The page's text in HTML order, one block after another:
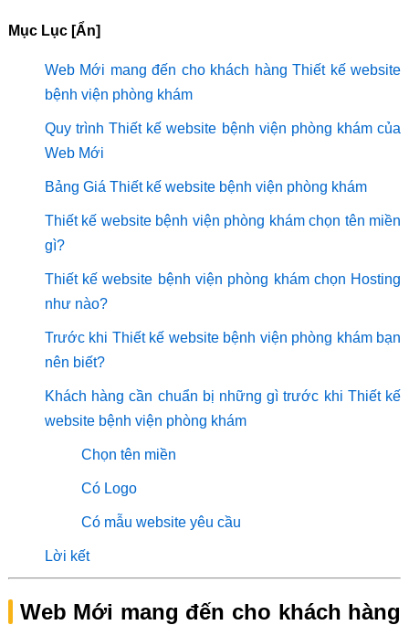
Mục Lục [Ẩn]
Web Mới mang đến cho khách hàng Thiết kế website
bệnh viện phòng khám
Quy trình Thiết kế website bệnh viện phòng khám của
Web Mới
Bảng Giá Thiết kế website bệnh viện phòng khám
Thiết kế website bệnh viện phòng khám chọn tên miền
gì?
Thiết kế website bệnh viện phòng khám chọn Hosting
như nào?
Trước khi Thiết kế website bệnh viện phòng khám bạn
nên biết?
Khách hàng cần chuẩn bị những gì trước khi Thiết kế
website bệnh viện phòng khám
Chọn tên miền
Có Logo
Có mẫu website yêu cầu
Lời kết
Web Mới mang đến cho khách hàng